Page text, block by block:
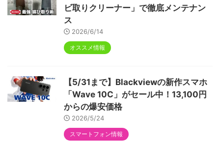
ビ取りクリーナー」で徹底メンテナン
ス
2026/6/14
オススメ情報
【5/31まで】Blackviewの新作スマホ
「Wave 10C」がセール中！13,100円
からの爆安価格
2026/5/24
スマートフォン情報